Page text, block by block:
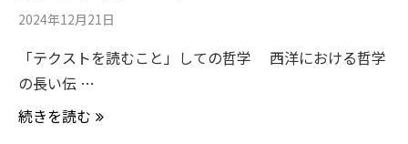
2024年12月21日
「テクストを読むこと」しての哲学 西洋における哲学
の長い伝 …
続きを読む